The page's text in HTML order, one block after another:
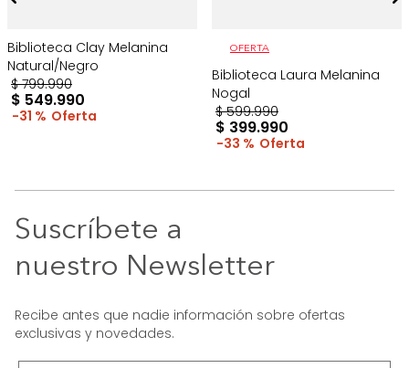
Biblioteca Clay Melanina
Natural/Negro
$ 799.990
$ 549.990
31 %
OFERTA
Biblioteca Laura Melanina
Nogal
$ 599.990
$ 399.990
33 %
Suscríbete a
nuestro Newsletter
Recibe antes que nadie información sobre ofertas
exclusivas y novedades.